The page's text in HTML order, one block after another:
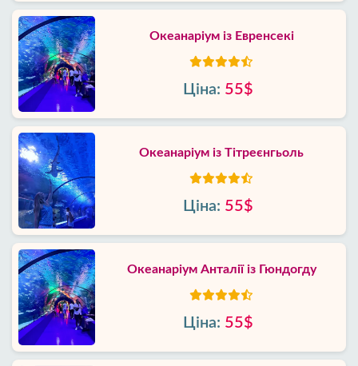
Океанаріум із Евренсекі
Ціна: 55$
Океанаріум із Тітреєнгьоль
Ціна: 55$
Океанаріум Анталії із Гюндогду
Ціна: 55$